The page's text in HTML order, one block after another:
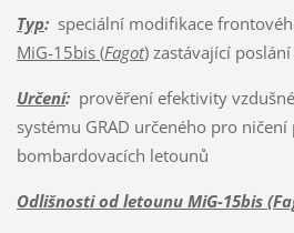
Typ:speciální modifikace
MiG-15bis (Fagot)zastávající
Určení:prověření efektivity
systému GRAD určeného pro ničení
bombardovacích letounů
Odlišnosti od letounu MiG-15bis